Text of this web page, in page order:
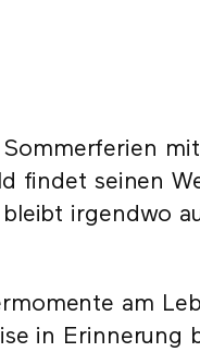
findet seinen
irgendwo
am
in Erinnerung